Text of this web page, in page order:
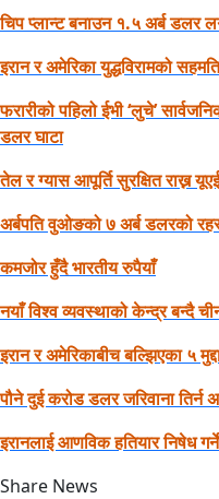
चिप प्लान्ट बनाउन १.५ अर्ब डलर
इरान र अमेरिका युद्धविरामको
फरारीको पहिलो ईभी ‘लुचे’
डलर घाटा
तेल र ग्यास आपूर्ति सुरक्षित राख्न
अर्बपति वुओङको ७ अर्ब डलरको
कमजोर हुँदै भारतीय रुपैयाँ
नयाँ विश्व व्यवस्थाको केन्द्र बन्दै
इरान र अमेरिकाबीच बल्झिएका ५
पौने दुई करोड डलर जरिवाना
इरानलाई आणविक हतियार निषेध
Share News